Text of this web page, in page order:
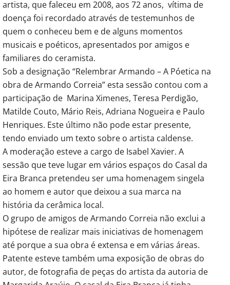
artista, que faleceu em 2008, aos 72 anos, vítima de
doença foi recordado através de testemunhos de
quem o conheceu bem e de alguns momentos
musicais e poéticos, apresentados por amigos e
familiares do ceramista.
Sob a designação “Relembrar Armando – A Póetica na
obra de Armando Correia” esta sessão contou com a
participação de Marina Ximenes, Teresa Perdigão,
Matilde Couto, Mário Reis, Adriana Nogueira e Paulo
Henriques. Este último não pode estar presente,
tendo enviado um texto sobre o artista caldense.
A moderação esteve a cargo de Isabel Xavier. A
sessão que teve lugar em vários espaços do Casal da
Eira Branca pretendeu ser uma homenagem singela
ao homem e autor que deixou a sua marca na
história da cerâmica local.
O grupo de amigos de Armando Correia não exclui a
hipótese de realizar mais iniciativas de homenagem
até porque a sua obra é extensa e em várias áreas.
Patente esteve também uma exposição de obras do
autor, de fotografia de peças do artista da autoria de